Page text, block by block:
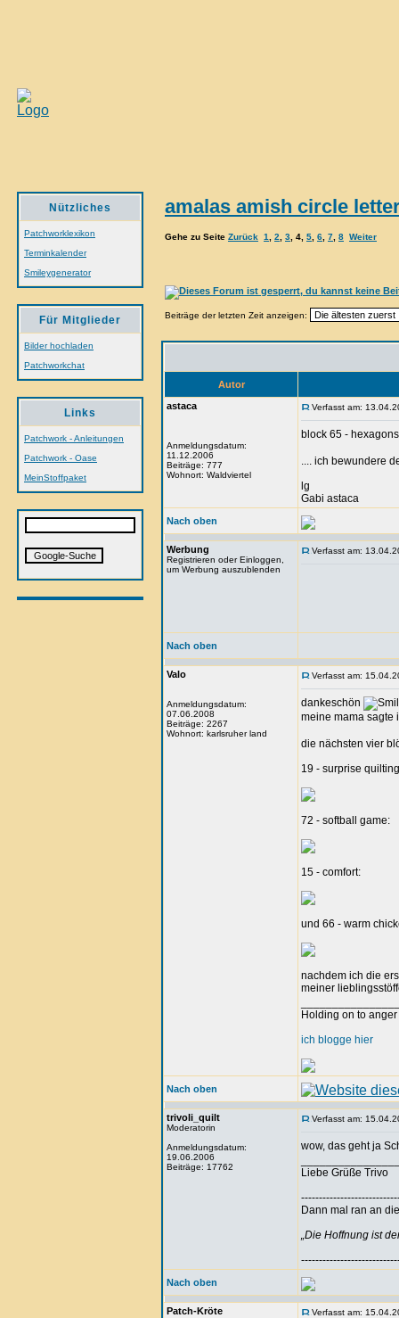
Nützliches
Patchworklexikon
Terminkalender
Smileygenerator
Für Mitglieder
Bilder hochladen
Patchworkchat
Links
Patchwork - Anleitungen
Patchwork - Oase
MeinStoffpaket
amalas amish circle
Gehe zu Seite Zurück 1 2 3 4 5 6 7 8 Weiter
Beiträge der letzten Zeit anzeigen:
Autor
astaca
Anmeldungsdatum:
11.12.2006
Beiträge: 777
Wohnort: Waldviertel
Verfasst am:
block 65 -
.... ich bewundere
lg
Gabi astaca
Nach oben
Werbung
Registrieren oder Einloggen,
um Werbung auszublenden
Verfasst am:
Nach oben
Valo
Anmeldungsdatum:
07.06.2008
Beiträge: 2267
Wohnort: karlsruher land
Verfasst am:
dankeschön
meine mama sagte
die nächsten vier
19 - surprise
72 - softball game:
15 - comfort:
und 66 - warm
nachdem ich die
meiner
Holding on to
ich blogge hier
Nach oben
trivoli_quilt
Moderatorin
Anmeldungsdatum:
19.06.2006
Beiträge: 17762
Verfasst am:
wow, das geht ja
Liebe Grüße Trivo
Dann mal ran an
„Die Hoffnung ist
Nach oben
Patch-Kröte Verfasst am: